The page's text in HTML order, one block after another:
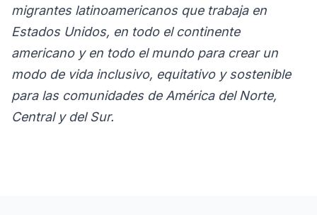
migrantes latinoamericanos que trabaja en
Estados Unidos, en todo el continente
americano y en todo el mundo para crear un
modo de vida inclusivo, equitativo y sostenible
para las comunidades de América del Norte,
Central y del Sur.